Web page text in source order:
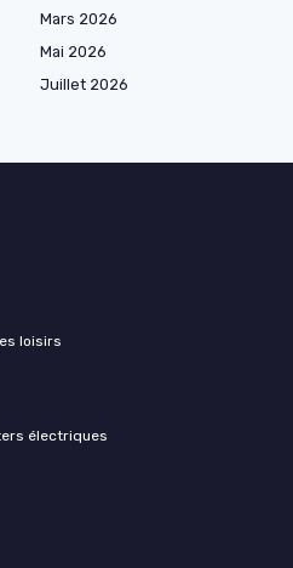
Mars 2026
Mai 2026
Juillet 2026
loisirs
électriques